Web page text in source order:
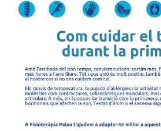
salut
serveis
societat
successos